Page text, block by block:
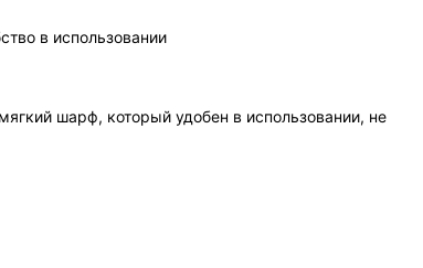
в использовании
шарф, который удобен в использовании, не